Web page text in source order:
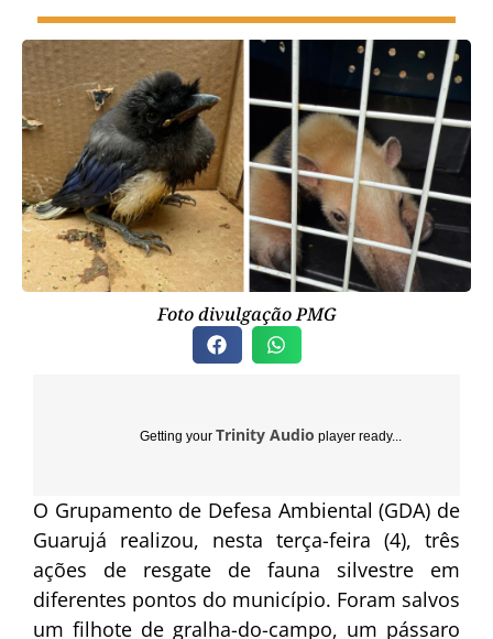
Foto divulgação PMG
Getting your Trinity Audio player ready...
O Grupamento de Defesa Ambiental (GDA) de
Guarujá realizou, nesta terça-feira (4), três
ações de resgate de fauna silvestre em
diferentes pontos do município. Foram salvos
um filhote de gralha-do-campo, um pássaro